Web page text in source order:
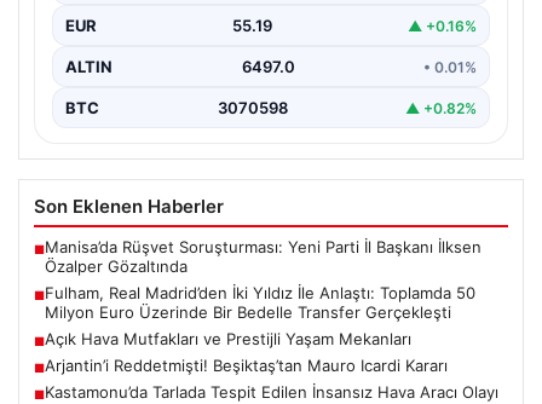
Premier Lig’in köklü ekiplerinden Fulham, transfer
pazarlığında önemli bir adım attı. İngiltere temsilcisi,
La…
EUR 55.19 ▲ +0.16%
ALTIN 6497.0 • 0.01%
BTC 3070598 ▲ +0.82%
Son Eklenen Haberler
■Manisa’da Rüşvet Soruşturması: Yeni Parti İl Başkanı İlksen
Özalper Gözaltında
■Fulham, Real Madrid’den İki Yıldız İle Anlaştı: Toplamda 50
Milyon Euro Üzerinde Bir Bedelle Transfer Gerçekleşti
■Açık Hava Mutfakları ve Prestijli Yaşam Mekanları
■Arjantin’i Reddetmişti! Beşiktaş’tan Mauro Icardi Kararı
■Kastamonu’da Tarlada Tespit Edilen İnsansız Hava Aracı Olayı